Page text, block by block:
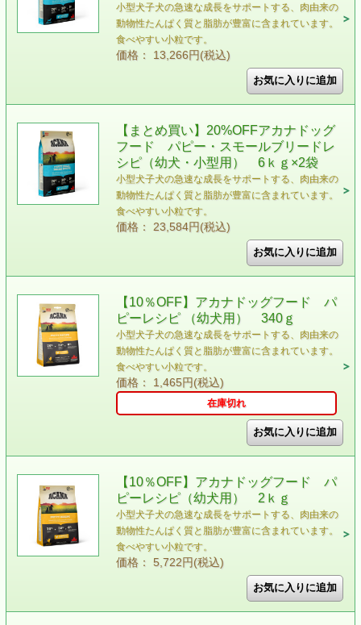
小型犬子犬の急速な成長をサポートする、肉由来の
動物性たんぱく質と脂肪が豊富に含まれています。
食べやすい小粒です。
価格： 13,266円(税込)
【まとめ買い】20%OFFアカナドッグ
フード パピー・スモールブリードレ
シピ（幼犬・小型用） 6ｋｇ×2袋
小型犬子犬の急速な成長をサポートする、肉由来の
動物性たんぱく質と脂肪が豊富に含まれています。
食べやすい小粒です。
価格： 23,584円(税込)
【10％OFF】アカナドッグフード パ
ピーレシピ （幼犬用） 340ｇ
小型犬子犬の急速な成長をサポートする、肉由来の
動物性たんぱく質と脂肪が豊富に含まれています。
食べやすい小粒です。
価格： 1,465円(税込)
在庫切れ
【10％OFF】アカナドッグフード パ
ピーレシピ（幼犬用） 2ｋｇ
小型犬子犬の急速な成長をサポートする、肉由来の
動物性たんぱく質と脂肪が豊富に含まれています。
食べやすい小粒です。
価格： 5,722円(税込)